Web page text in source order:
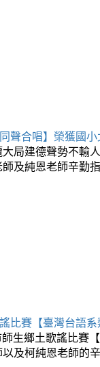
聲合唱】榮獲國
局建德聲勢不輸
及純恩老師辛勤
比賽【臺灣台語
生鄉土歌謠比賽
及柯純恩老師的